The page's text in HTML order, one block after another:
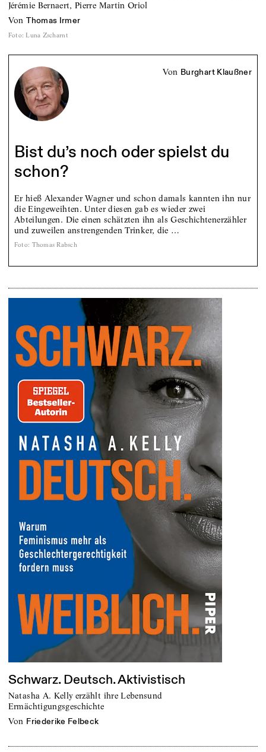
Jérémie Bernaert, Pierre Martin Oriol
von Thomas Irmer
Foto: Luna Zscharnt
von Burghart Klaußner
Bist du’s noch oder spielst du
schon?
Er hieß Alexander Wagner und schon damals kannten ihn nur
die Eingeweihten. Unter diesen gab es wieder zwei
Abteilungen. Die einen schätzten ihn als Geschichtenerzähler
und zuweilen anstrengenden Trinker, die …
Foto: Thomas Rabsch
Schwarz. Deutsch. Aktivistisch
Natasha A. Kelly erzählt ihre Lebensund
Ermächtigungsgeschichte
von Friederike Felbeck